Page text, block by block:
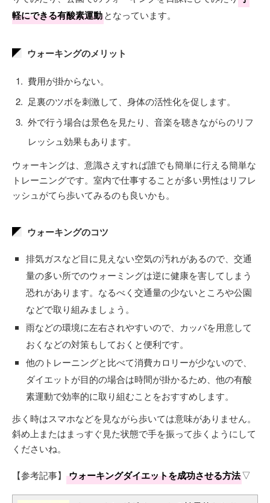
軽にできる有酸素運動となっています。
ウォーキングのメリット
費用が掛からない。
足裏のツボを刺激して、身体の活性化を促します。
外で行う場合は景色を見たり、音楽を聴きながらのリフ
レッシュ効果もあります。
ウォーキングは、意識さえすれば誰でも簡単に行える簡単な
トレーニングです。室内で仕事することが多い男性はリフレ
ッシュがてら歩いてみるのも良いかも。
ウォーキングのコツ
排気ガスなど目に見えない空気の汚れがあるので、交通
量の多い所でのウォーミングは逆に健康を害してしまう
恐れがあります。なるべく交通量の少ないところや公園
などで取り組みましょう。
雨などの環境に左右されやすいので、カッパを用意して
おくなどの対策もしておくと便利です。
他のトレーニングと比べて消費カロリーが少ないので、
ダイエットが目的の場合は時間が掛かるため、他の有酸
素運動で効率的に取り組むことをおすすめします。
歩く時はスマホなどを見ながら歩いては意味がありません。
斜め上またはまっすぐ見た状態で手を振って歩くようにして
くださいね。
【参考記事】 ウォーキングダイエットを成功させる方法▽